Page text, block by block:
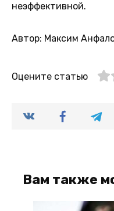
неэффективной.
Автор: Максим
Оцените статью
Вам также